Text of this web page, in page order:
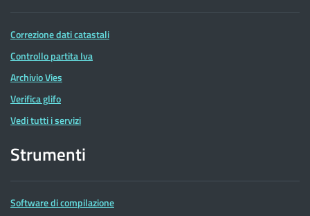
Correzione dati catastali
Controllo partita Iva
Archivio Vies
Verifica glifo
Vedi tutti i servizi
Strumenti
Software di compilazione